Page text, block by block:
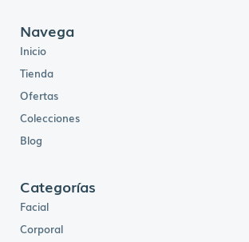
Navega
Inicio
Tienda
Ofertas
Colecciones
Blog
Categorías
Facial
Corporal